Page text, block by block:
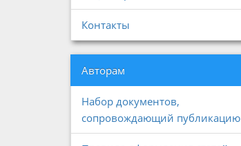
Контакты
Авторам
Набор документов,
сопровождающий публикацию